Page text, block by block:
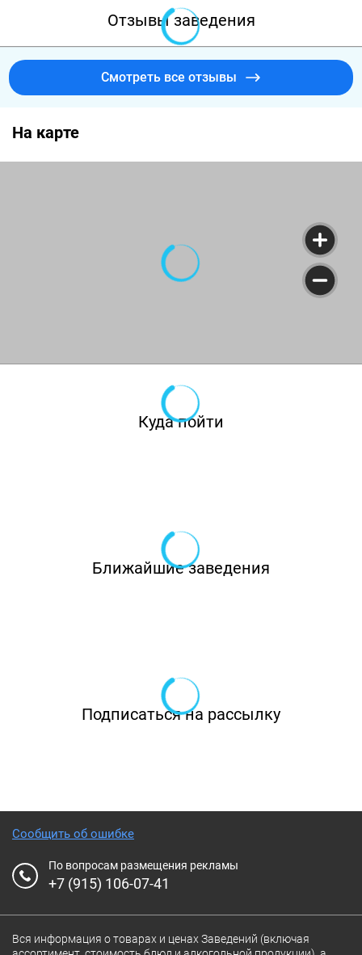
Отзывы заведения
Смотреть все отзывы
На карте
Куда пойти
Ближайшие заведения
Подписаться на рассылку
Сообщить об ошибке
По вопросам размещения рекламы
+7 (915) 106-07-41
Вся информация о товарах и ценах Заведений (включая